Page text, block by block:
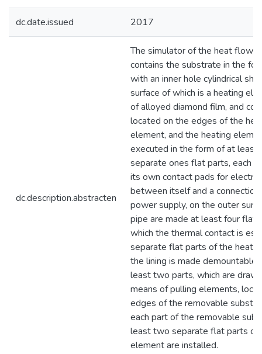
dc.date.issued 2017
dc.description.abstracten
The simulator of the heat flow,
contains the substrate in the
with an inner hole cylindrical
surface of which is a heating
of alloyed diamond film, and
located on the edges of the
element, and the heating
executed in the form of at least
separate ones flat parts, each
its own contact pads for
between itself and a
power supply, on the outer
pipe are made at least four flat
which the thermal contact is
separate flat parts of the
the lining is made demountable
least two parts, which are
means of pulling elements,
edges of the removable
each part of the removable
least two separate flat parts of
element are installed.